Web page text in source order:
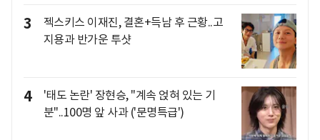
3
젝스키스 이재진, 결혼+득남 후 근황..고
지용과 반가운 투샷
4
'태도 논란' 장현승, "계속 얹혀 있는 기
분"..100명 앞 사과 ('문명특급')